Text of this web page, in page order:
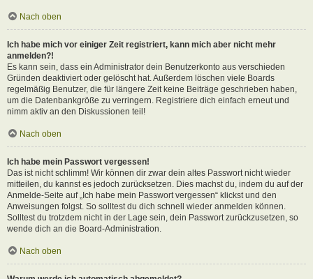
Nach oben
Ich habe mich vor einiger Zeit registriert, kann mich aber nicht mehr
anmelden?!
Es kann sein, dass ein Administrator dein Benutzerkonto aus verschieden
Gründen deaktiviert oder gelöscht hat. Außerdem löschen viele Boards
regelmäßig Benutzer, die für längere Zeit keine Beiträge geschrieben haben,
um die Datenbankgröße zu verringern. Registriere dich einfach erneut und
nimm aktiv an den Diskussionen teil!
Nach oben
Ich habe mein Passwort vergessen!
Das ist nicht schlimm! Wir können dir zwar dein altes Passwort nicht wieder
mitteilen, du kannst es jedoch zurücksetzen. Dies machst du, indem du auf der
Anmelde-Seite auf „Ich habe mein Passwort vergessen“ klickst und den
Anweisungen folgst. So solltest du dich schnell wieder anmelden können.
Solltest du trotzdem nicht in der Lage sein, dein Passwort zurückzusetzen, so
wende dich an die Board-Administration.
Nach oben